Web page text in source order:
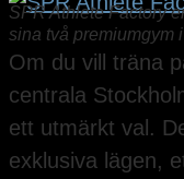
SPR Athlete Factory
sina två premiumgym
Om du vill träna
centrala
ett utmärkt val.
exklusiva lägen,